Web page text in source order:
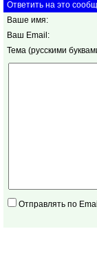
Ответить на это
Ваше имя:
Ваш Email:
Тема (русскими
Отправлять по